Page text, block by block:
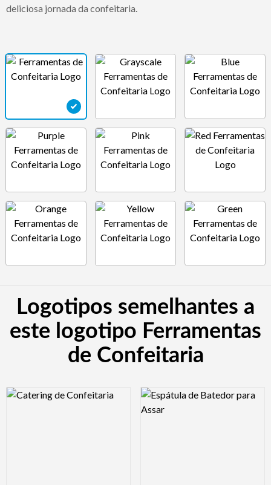
deliciosa jornada da confeitaria.
Logotipos semelhantes a
este logotipo Ferramentas
de Confeitaria
Logo Preview Image Logo Preview Image